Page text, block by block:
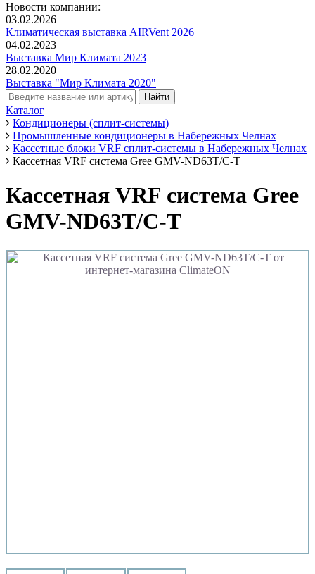
Новости компании:
03.02.2026
Климатическая выставка AIRVent 2026
04.02.2023
Выставка Мир Климата 2023
28.02.2020
Выставка "Мир Климата 2020"
Каталог
Кондиционеры (сплит-системы)
Промышленные кондиционеры в Набережных Челнах
Кассетные блоки VRF сплит-системы в Набережных Челнах
Кассетная VRF система Gree GMV-ND63T/C-T
Кассетная VRF система Gree
GMV-ND63T/C-T